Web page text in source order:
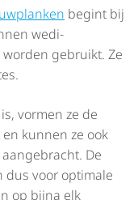
begint bij
wedi-
gebruikt. Ze
vormen ze de
kunnen ze ook
De
dus voor optimale
op bijna elk